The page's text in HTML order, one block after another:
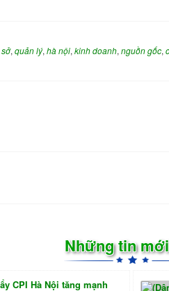
, quản lý, hà nội, kinh doanh, nguồn gốc,
Những tin
CPI Hà Nội tăng mạnh